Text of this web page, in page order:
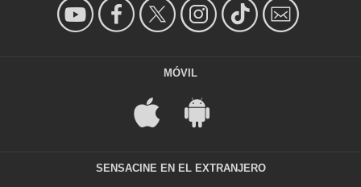
MÓVIL
SENSACINE EN EL EXTRANJERO